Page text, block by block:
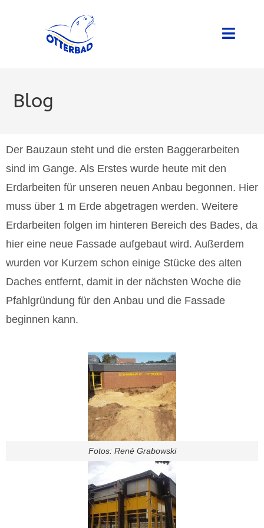
Blog
Der Bauzaun steht und die ersten Baggerarbeiten
sind im Gange. Als Erstes wurde heute mit den
Erdarbeiten für unseren neuen Anbau begonnen. Hier
muss über 1 m Erde abgetragen werden. Weitere
Erdarbeiten folgen im hinteren Bereich des Bades, da
hier eine neue Fassade aufgebaut wird. Außerdem
wurden vor Kurzem schon einige Stücke des alten
Daches entfernt, damit in der nächsten Woche die
Pfahlgründung für den Anbau und die Fassade
beginnen kann.
Fotos: René Grabowski